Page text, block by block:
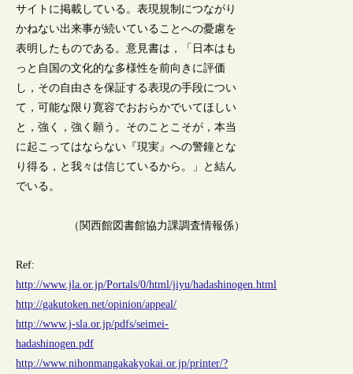
サイトに掲載している。表現規制につながり
かねない出来事が続いていることへの憂慮を
表明したものである。意見書は，「日本はも
っと自国の文化的な多様性を前向きに評価
し，その自由さを保証する表現の手段につい
て，可能な限り寛容でおおらかでいてほしい
と，強く，強く願う。そのことこそが，本当
に起こってはならない『現実』への警鐘とな
り得る，と我々は信じているから。」と結ん
でいる。
（関西館図書館協力課調査情報係）
Ref:
http://www.jla.or.jp/Portals/0/html/jiyu/hadashinogen.html
http://gakutoken.net/opinion/appeal/
http://www.j-sla.or.jp/pdfs/seimei-
hadashinogen.pdf
http://www.nihonmangakakyokai.or.jp/printer/?